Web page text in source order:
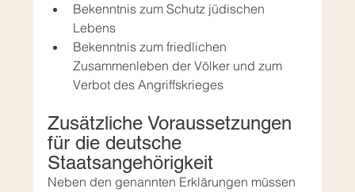
Bekenntnis zum Schutz jüdischen
Lebens
Bekenntnis zum friedlichen
Zusammenleben der Völker und zum
Verbot des Angriffskrieges
Zusätzliche Voraussetzungen
für die deutsche
Staatsangehörigkeit
Neben den genannten Erklärungen müssen